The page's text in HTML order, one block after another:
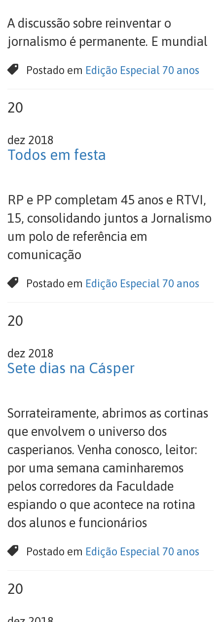
A discussão sobre reinventar o
jornalismo é permanente. E mundial
Postado em Edição Especial 70 anos
20
dez 2018
Todos em festa
RP e PP completam 45 anos e RTVI,
15, consolidando juntos a Jornalismo
um polo de referência em
comunicação
Postado em Edição Especial 70 anos
20
dez 2018
Sete dias na Cásper
Sorrateiramente, abrimos as cortinas
que envolvem o universo dos
casperianos. Venha conosco, leitor:
por uma semana caminharemos
pelos corredores da Faculdade
espiando o que acontece na rotina
dos alunos e funcionários
Postado em Edição Especial 70 anos
20